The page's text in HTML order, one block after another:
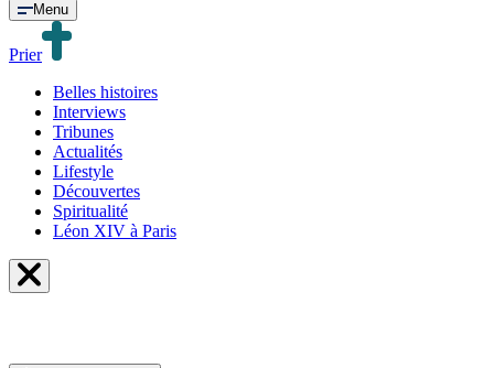
Menu
Prier
Belles histoires
Interviews
Tribunes
Actualités
Lifestyle
Découvertes
Spiritualité
Léon XIV à Paris